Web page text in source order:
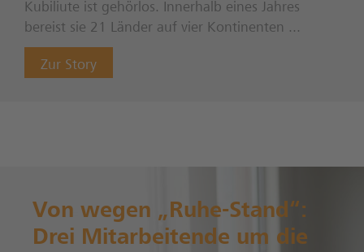
Kubiliute ist gehörlos. Innerhalb eines Jahres
bereist sie 21 Länder auf vier Kontinenten ...
Zur Story
Von wegen „Ruhe-Stand“:
Drei Mitarbeitende um die